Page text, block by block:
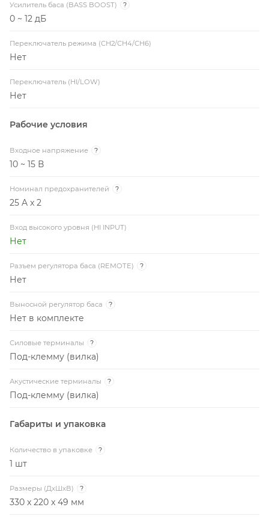
Усилитель баса (BASS BOOST) ?
0 ~ 12 дБ
Переключатель режима (CH2/CH4/CH6)
Нет
Переключатель (HI/LOW)
Нет
Рабочие условия
Входное напряжение ?
10 ~ 15 В
Номинал предохранителей ?
25 A x 2
Вход высокого уровня (HI INPUT)
Нет
Разъем регулятора баса (REMOTE) ?
Нет
Выносной регулятор баса ?
Нет в комплекте
Силовые терминалы ?
Под-клемму (вилка)
Акустические терминалы ?
Под-клемму (вилка)
Габариты и упаковка
Количество в упаковке ?
1 шт
Размеры (ДxШxВ) ?
330 x 220 x 49 мм